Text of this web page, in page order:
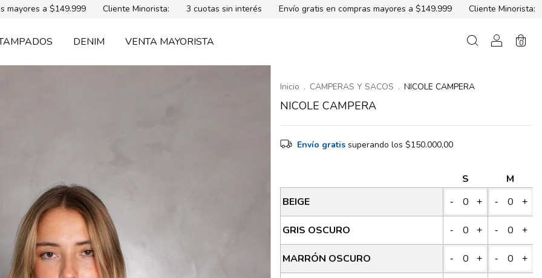
Cliente Minorista: 3 cuotas sin interés Envío gratis en compras mayores a $149.999 Cliente Minorista: 3 cuotas
DENIM VENTA MAYORISTA 0
Inicio . CAMPERAS Y SACOS . NICOLE CAMPERA
NICOLE CAMPERA
Envío gratis superando los $150.000,00
S
M
BEIGE
- + - +
GRIS OSCURO - + - +
MARRÓN OSCURO - + - +